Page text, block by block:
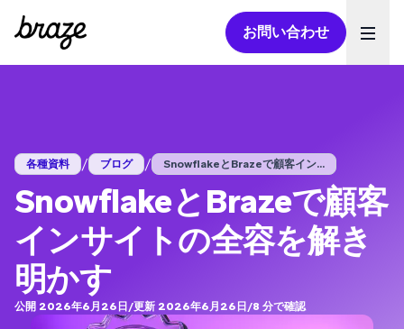
お問い合わせ
各種資料 / ブログ / SnowflakeとBrazeで顧客イン...
SnowflakeとBrazeで顧客
インサイトの全容を解き
明かす
公開 2026年6月26日/更新 2026年6月26日/8 分で確認